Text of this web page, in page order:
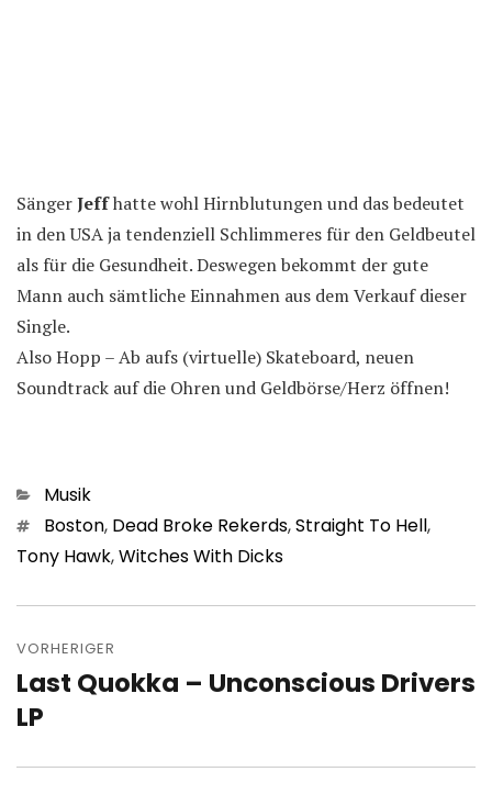
SängerJeffhatte wohl Hirnblutungen und das bedeutet
in den USA ja tendenziell Schlimmeres für den Geldbeutel
als für die Gesundheit. Deswegen bekommt der gute
Mann auch sämtliche Einnahmen aus dem Verkauf dieser
Single.
Also Hopp – Ab aufs (virtuelle) Skateboard, neuen
Soundtrack auf die Ohren und Geldbörse/Herz öffnen!
Kategorien
Musik
Schlagwörter
Boston, Dead Broke Rekerds,Straight To Hell,
Tony Hawk,Witches With Dicks
VORHERIGER
Vorheriger
Beitrag:
Last Quokka – Unconscious Drivers
LP